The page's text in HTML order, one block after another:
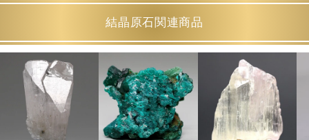
結晶原石関連商品